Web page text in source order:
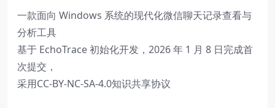
一款面向 Windows 系统的现代化微信聊天记录查看与
分析工具
基于 EchoTrace 初始化开发，2026 年 1 月 8 日完成首
次提交，
采用CC-BY-NC-SA-4.0知识共享协议